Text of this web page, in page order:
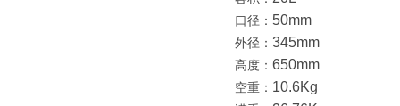
口径： 50mm
外径： 345mm
高度： 650mm
空重： 10.6Kg